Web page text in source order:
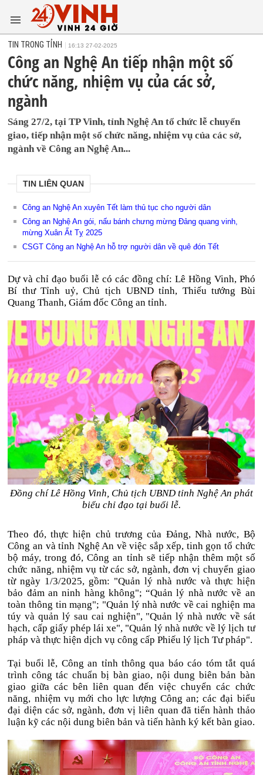
TIN TRONG TỈNH 16:13 27-02-2025
Công an Nghệ An tiếp nhận một số
chức năng, nhiệm vụ của các sở,
ngành
Sáng 27/2, tại TP Vinh, tỉnh Nghệ An tổ chức lễ chuyển
giao, tiếp nhận một số chức năng, nhiệm vụ của các sở,
ngành về Công an Nghệ An...
TIN LIÊN QUAN
Công an Nghệ An xuyên Tết làm thủ tục cho người dân
Công an Nghệ An gói, nấu bánh chưng mừng Đảng quang vinh,
mừng Xuân Ất Tỵ 2025
CSGT Công an Nghệ An hỗ trợ người dân về quê đón Tết
Dự và chỉ đạo buổi lễ có các đồng chí: Lê Hồng Vinh, Phó
Bí thư Tỉnh uỷ, Chủ tịch UBND tỉnh, Thiếu tướng Bùi
Quang Thanh, Giám đốc Công an tỉnh.
Đồng chí Lê Hồng Vinh, Chủ tịch UBND tỉnh Nghệ An phát
biểu chỉ đạo tại buổi lễ.
Theo đó, thực hiện chủ trương của Đảng, Nhà nước, Bộ
Công an và tỉnh Nghệ An về việc sắp xếp, tinh gọn tổ chức
bộ máy, trong đó, Công an tỉnh sẽ tiếp nhận thêm một số
chức năng, nhiệm vụ từ các sở, ngành, đơn vị chuyển giao
từ ngày 1/3/2025, gồm: "Quản lý nhà nước và thực hiện
bảo đảm an ninh hàng không"; “Quản lý nhà nước về an
toàn thông tin mạng"; "Quản lý nhà nước về cai nghiện ma
túy và quản lý sau cai nghiện", "Quản lý nhà nước về sát
hạch, cấp giấy phép lái xe", "Quản lý nhà nước về lý lịch tư
pháp và thực hiện dịch vụ công cấp Phiếu lý lịch Tư pháp".
Tại buổi lễ, Công an tỉnh thông qua báo cáo tóm tắt quá
trình công tác chuẩn bị bàn giao, nội dung biên bản bàn
giao giữa các bên liên quan đến việc chuyển các chức
năng, nhiệm vụ mới cho lực lượng Công an; các đại biểu
đại diện các sở, ngành, đơn vị liên quan đã tiến hành thảo
luận kỹ các nội dung biên bản và tiến hành ký kết bàn giao.